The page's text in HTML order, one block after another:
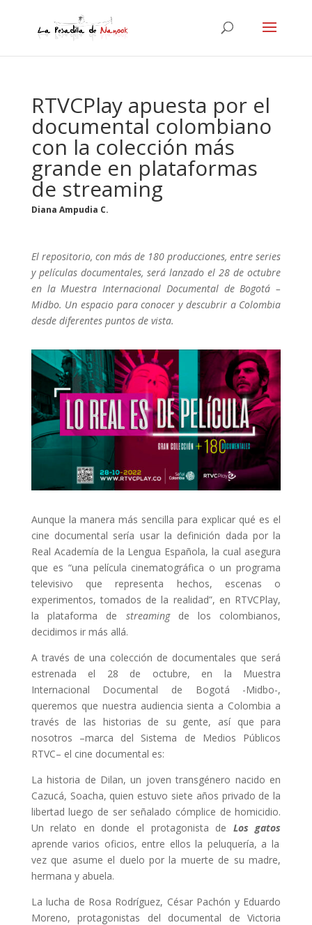
RTVCPlay apuesta por el
documental colombiano
con la colección más
grande en plataformas
de streaming
Diana Ampudia C.
El repositorio, con más de 180 producciones, entre series
y películas documentales, será lanzado el 28 de octubre
en la Muestra Internacional Documental de Bogotá –
Midbo. Un espacio para conocer y descubrir a Colombia
desde diferentes puntos de vista.
Aunque la manera más sencilla para explicar qué es el
cine documental sería usar la definición dada por la
Real Academía de la Lengua Española, la cual asegura
que es “una película cinematográfica o un programa
televisivo que representa hechos, escenas o
experimentos, tomados de la realidad”, en RTVCPlay,
la plataforma de streaming de los colombianos,
decidimos ir más allá.
A través de una colección de documentales que será
estrenada el 28 de octubre, en la Muestra
Internacional Documental de Bogotá -Midbo-,
queremos que nuestra audiencia sienta a Colombia a
través de las historias de su gente, así que para
nosotros –marca del Sistema de Medios Públicos
RTVC– el cine documental es:
La historia de Dilan, un joven transgénero nacido en
Cazucá, Soacha, quien estuvo siete años privado de la
libertad luego de ser señalado cómplice de homicidio.
Un relato en donde el protagonista de Los gatos
aprende varios oficios, entre ellos la peluquería, a la
vez que asume el duelo por la muerte de su madre,
hermana y abuela.
La lucha de Rosa Rodríguez, César Pachón y Eduardo
Moreno, protagonistas del documental de Victoria